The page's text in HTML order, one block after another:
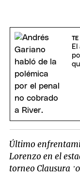
TE
Último
Lorenzo en el
torneo Clausura